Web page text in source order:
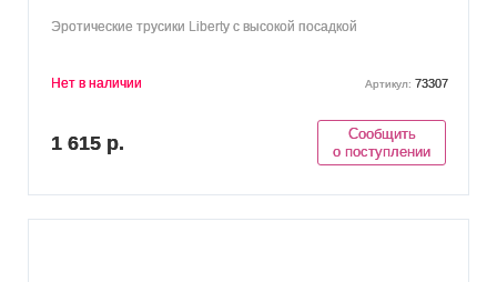
Эротические трусики Liberty с высокой посадкой
Нет в наличии Артикул: 73307
1 615 р.
Сообщить
о поступлении